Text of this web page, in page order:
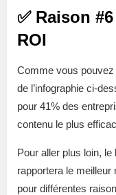
✅ Raison
ROI
Comme vous
de l’infographie ci-
pour 41% des
contenu le plus
Pour aller plus loin,
rapportera le
pour différentes